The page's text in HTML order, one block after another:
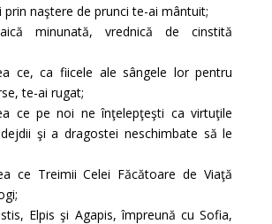
prin naştere de prunci te-ai mântuit;
minunată, vrednică de cinstită
ce, ca fiicele ale sângele lor pentru
te-ai rugat;
ce pe noi ne înţelepţeşti ca virtuţile
şi a dragostei neschimbate să le
ce Treimii Celei Făcătoare de Viaţă
Elpis şi Agapis, împreună cu Sofia,